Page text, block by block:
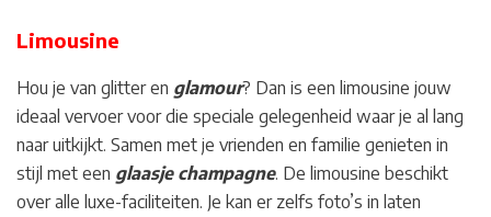
Limousine
Hou je van glitter en glamour? Dan is een limousine jouw
ideaal vervoer voor die speciale gelegenheid waar je al lang
naar uitkijkt. Samen met je vrienden en familie genieten in
stijl met een glaasje champagne. De limousine beschikt
over alle luxe-faciliteiten. Je kan er zelfs foto’s in laten